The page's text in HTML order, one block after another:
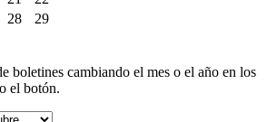
28
29
boletines cambiando el mes o el año en los
el botón.